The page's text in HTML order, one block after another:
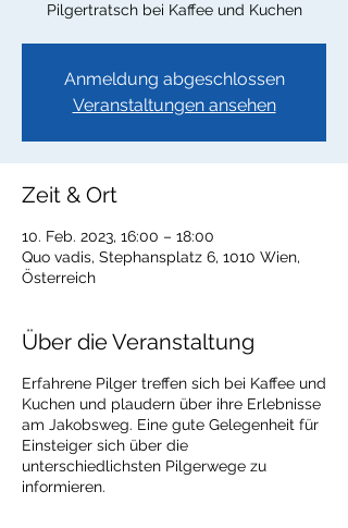
Pilgertratsch bei Kaffee und Kuchen
Anmeldung abgeschlossen
Veranstaltungen ansehen
Zeit & Ort
10. Feb. 2023, 16:00 – 18:00
Quo vadis, Stephansplatz 6, 1010 Wien,
Österreich
Über die Veranstaltung
Erfahrene Pilger treffen sich bei Kaffee und
Kuchen und plaudern über ihre Erlebnisse
am Jakobsweg. Eine gute Gelegenheit für
Einsteiger sich über die
unterschiedlichsten Pilgerwege zu
informieren.